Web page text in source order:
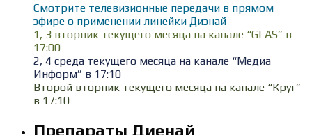
Смотрите телевизионные передачи в прямом
эфире о применении линейки Диэнай
1, 3 вторник текущего месяца на канале “GLAS” в
17:00
2, 4 среда текущего месяца на канале “Медиа
Информ” в 17:10
Второй вторник текущего месяца на канале “Круг”
в 17:10
Препараты Диенай